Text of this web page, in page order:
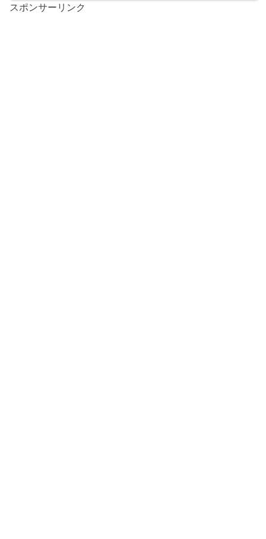
gle || ).push({});内山茉由子さん,顔画像と勤務先？静岡県藤枝市の山中で浜松市浜北区の看護師、内山茉由子
さん（29）...
スポンサーリンク